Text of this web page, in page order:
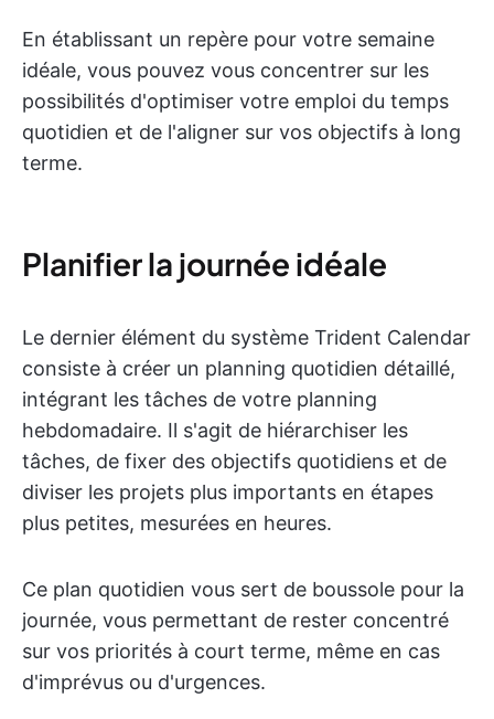
En établissant un repère pour votre semaine
idéale, vous pouvez vous concentrer sur les
possibilités d'optimiser votre emploi du temps
quotidien et de l'aligner sur vos objectifs à long
terme.
Planifier la journée idéale
Le dernier élément du système Trident Calendar
consiste à créer un planning quotidien détaillé,
intégrant les tâches de votre planning
hebdomadaire. Il s'agit de hiérarchiser les
tâches, de fixer des objectifs quotidiens et de
diviser les projets plus importants en étapes
plus petites, mesurées en heures.
Ce plan quotidien vous sert de boussole pour la
journée, vous permettant de rester concentré
sur vos priorités à court terme, même en cas
d'imprévus ou d'urgences.